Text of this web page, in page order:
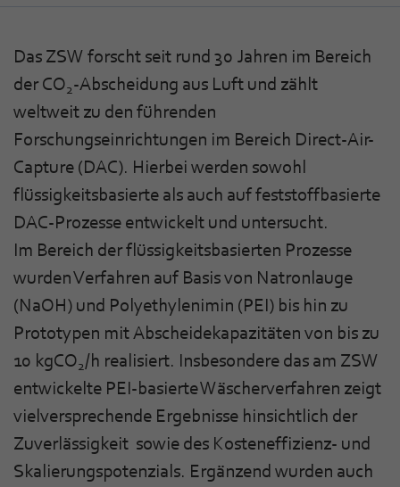
Das ZSW forscht seit rund 30 Jahren im Bereich
der CO2-Abscheidung aus Luft und zählt
weltweit zu den führenden
Forschungseinrichtungen im Bereich Direct-Air-
Capture (DAC). Hierbei werden sowohl
flüssigkeitsbasierte als auch auf feststoffbasierte
DAC-Prozesse entwickelt und untersucht.
Im Bereich der flüssigkeitsbasierten Prozesse
wurden Verfahren auf Basis von Natronlauge
(NaOH) und Polyethylenimin (PEI) bis hin zu
Prototypen mit Abscheidekapazitäten von bis zu
10 kgCO2/h realisiert. Insbesondere das am ZSW
entwickelte PEI-basierte Wäscherverfahren zeigt
vielversprechende Ergebnisse hinsichtlich der
Zuverlässigkeit sowie des Kosteneffizienz- und
Skalierungspotenzials. Ergänzend wurden auch